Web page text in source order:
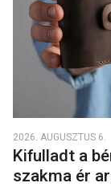
2026. AUGUSZTUS 6.
Kifulladt a
szakma ér